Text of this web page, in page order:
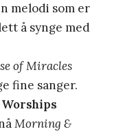
melodi som er
å synge med
of Miracles
fine sanger.
Morning &